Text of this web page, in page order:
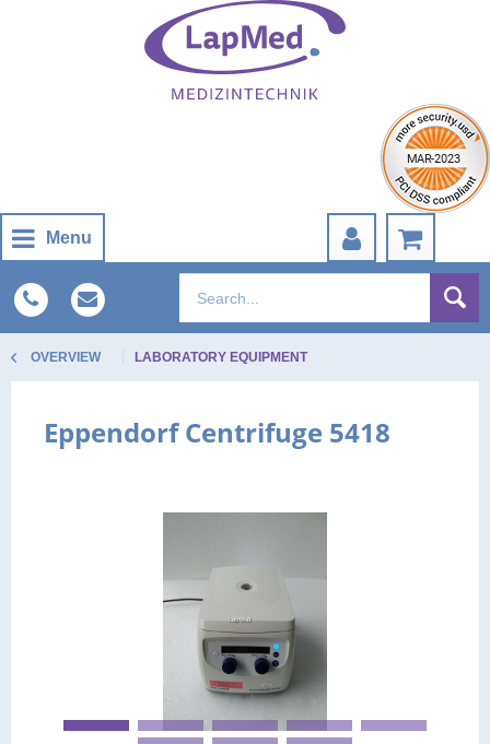
Menu
OVERVIEW LABORATORY EQUIPMENT
Eppendorf Centrifuge 5418